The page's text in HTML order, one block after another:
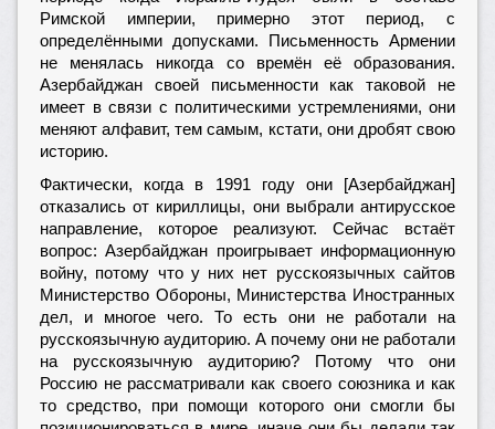
Римской империи, примерно этот период, с
определёнными допусками. Письменность Армении
не менялась никогда со времён её образования.
Азербайджан своей письменности как таковой не
имеет в связи с политическими устремлениями, они
меняют алфавит, тем самым, кстати, они дробят свою
историю.
Фактически, когда в 1991 году они [Азербайджан]
отказались от кириллицы, они выбрали антирусское
направление, которое реализуют. Сейчас встаёт
вопрос: Азербайджан проигрывает информационную
войну, потому что у них нет русскоязычных сайтов
Министерство Обороны, Министерства Иностранных
дел, и многое чего. То есть они не работали на
русскоязычную аудиторию. А почему они не работали
на русскоязычную аудиторию? Потому что они
Россию не рассматривали как своего союзника и как
то средство, при помощи которого они смогли бы